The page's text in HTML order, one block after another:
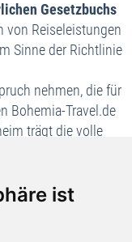
ist
Gesetzbuchs
von Reiseleistungen
Sinne der Richtlinie
nehmen, die für
Bohemia-Travel.de
trägt die volle
der
Travel.de e.K,
die gesetzlich
Ihrer